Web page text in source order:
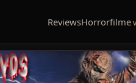
ReviewsHorrorfilme